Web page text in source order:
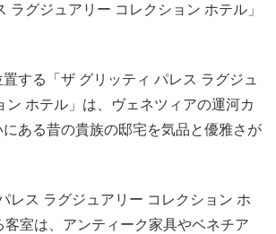
ラグジュアリー コレクション ホテル」
する「ザ グリッティ パレス ラグジュ
ン ホテル」は、ヴェネツィアの運河カ
ある昔の貴族の邸宅を気品と優雅さが
レス ラグジュアリー コレクション ホ
客室は、アンティーク家具やベネチア